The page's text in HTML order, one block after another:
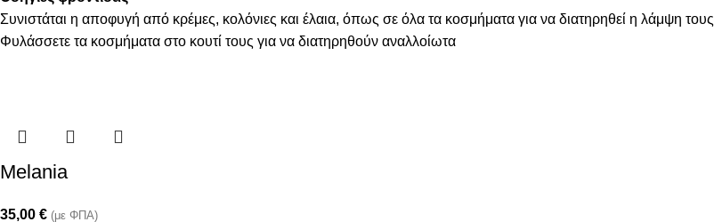
Συνιστάται η αποφυγή από κρέμες, κολόνιες και έλαια, όπως σε όλα τα κοσμήματα για να διατηρηθεί η λάμψη τους
Φυλάσσετε τα κοσμήματα στο κουτί τους για να διατηρηθούν αναλλοίωτα
Melania
35,00 € (με ΦΠΑ)